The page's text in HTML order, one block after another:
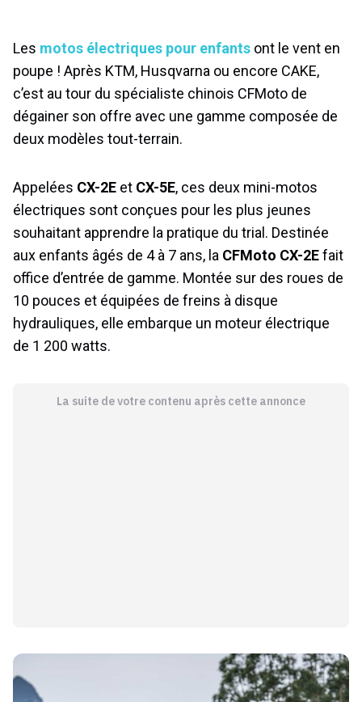
Les motos électriques pour enfants ont le vent en
poupe ! Après KTM, Husqvarna ou encore CAKE,
c’est au tour du spécialiste chinois CFMoto de
dégainer son offre avec une gamme composée de
deux modèles tout-terrain.
Appelées CX-2E et CX-5E, ces deux mini-motos
électriques sont conçues pour les plus jeunes
souhaitant apprendre la pratique du trial. Destinée
aux enfants âgés de 4 à 7 ans, la CFMoto CX-2Efait
office d’entrée de gamme. Montée sur des roues de
10 pouces et équipées de freins à disque
hydrauliques, elle embarque un moteur électrique
de 1 200 watts.
La suite de votre contenu après cette annonce